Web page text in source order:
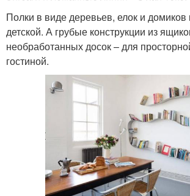
Полки в виде деревьев, елок и домиков
детской. А грубые конструкции из
необработанных досок – для
гостиной.